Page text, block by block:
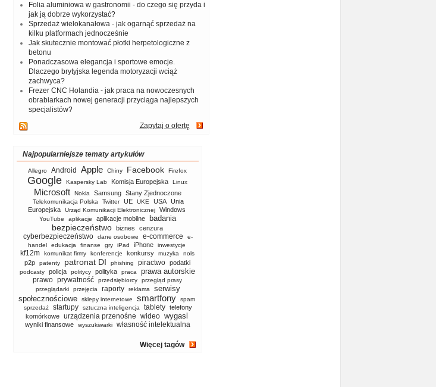
Folia aluminiowa w gastronomii - do czego się przyda i
jak ją dobrze wykorzystać?
Sprzedaż wielokanałowa - jak ogarnąć sprzedaż na
kilku platformach jednocześnie
Jak skutecznie montować płotki herpetologiczne z
betonu
Ponadczasowa elegancja i sportowe emocje.
Dlaczego brytyjska legenda motoryzacji wciąż
zachwyca?
Frezer CNC Holandia - jak praca na nowoczesnych
obrabiarkach nowej generacji przyciąga najlepszych
specjalistów?
Zapytaj o ofertę
Najpopularniejsze tematy artykułów
Allegro Android Apple Chiny Facebook Firefox
Google Kaspersky Lab Komisja Europejska Linux
Microsoft Nokia Samsung Stany Zjednoczone
Telekomunikacja Polska Twitter UE UKE USA
Unia
Europejska
Urząd Komunikacji Elektronicznej Windows
YouTube aplikacje aplikacje mobilne badania
bezpieczeństwo biznes cenzura
cyberbezpieczeństwo dane osobowe e-commerce
e-
handel
edukacja finanse gry iPad iPhone inwestycje
kf12m komunikat firmy konferencje konkursy muzyka nols
p2p patenty patronat DI phishing piractwo podatki
podcasty policja politycy polityka praca prawa autorskie
prawo prywatność przedsiębiorcy
przegląd prasy
przeglądarki
przejęcia raporty reklama
serwisy
społecznościowe
sklepy internetowe smartfony
spam
sprzedaż
startupy sztuczna inteligencja tablety telefony
komórkowe urządzenia przenośne wideo wygasl
wyniki finansowe wyszukiwarki własność intelektualna
Więcej tagów